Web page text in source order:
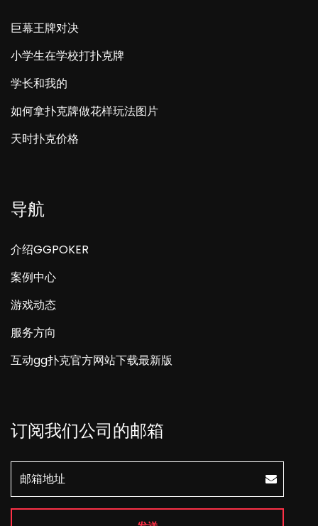
巨幕王牌对决
小学生在学校打扑克牌
学长和我的
如何拿扑克牌做花样玩法图片
天时扑克价格
导航
介绍GGPOKER
案例中心
游戏动态
服务方向
互动gg扑克官方网站下载最新版
订阅我们公司的邮箱